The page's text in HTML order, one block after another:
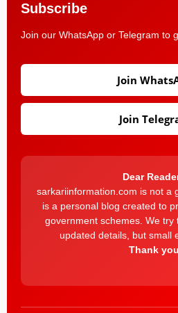
Subscribe
Join our WhatsApp or Telegram to
Join
Join
Dear
sarkariinformation.com is not a
is a personal blog created to
government schemes. We try
updated details, but small
Thank